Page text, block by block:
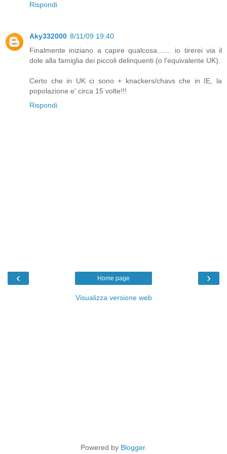
Rispondi
Aky332000 8/11/09 19:40
Finalmente iniziano a capire qualcosa....... io tirerei via il
dole alla famiglia dei piccoli delinquenti (o l'equivalente UK).
Certo che in UK ci sono + knackers/chavs che in IE, la
popolazione e' circa 15 volte!!!
Rispondi
‹ ›
Home page
Visualizza versione web
Powered by Blogger.